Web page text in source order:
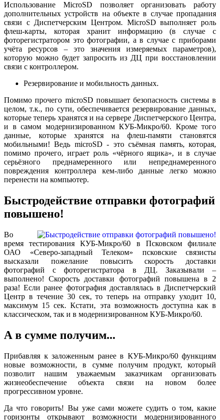
Использование МicroSD позволяет организовать работу
дополнительных устройств на объекте в случае пропадания
связи с Диспетчерским Центром. МicroSD выполняет роль
флеш-карты, которая хранит информацию (в случае с
фоторегистратором это фотографии, а в случае с приборами
учёта ресурсов – это значения измеряемых параметров),
которую можно будет запросить из ДЦ при восстановлении
связи с контроллером.
Резервирование и мобильность данных.
Помимо прочего microSD повышает безопасность системы в
целом, т.к., по сути, обеспечивается резервирование данных,
которые теперь хранятся и на сервере Диспетчерского Центра,
и в самом модернизированном КУБ-Микро/60. Кроме того
данные, которые хранятся на флеш-памяти становятся
мобильными! Ведь microSD - это съёмная память, которая,
помимо прочего, играет роль «чёрного ящика», и в случае
серьёзного преднамеренного или непреднамеренного
повреждения контроллера кем-либо данные легко можно
перенести на компьютер.
Быстродействие отправки фотографий
повышено!
Во
время тестирования КУБ-Микро/60 в Псковском филиале
ОАО «Северо-западный Телеком» псковские связисты
высказали пожелание повысить скорость доставки
фотографий с фоторегистратора в ДЦ. Заказывали –
выполнено! Скорость доставки фотографий повышена в 2
раза! Если ранее фотография доставлялась в Диспетчерский
Центр в течение 30 сек, то теперь на отправку уходит 10,
максимум 15 сек. Кстати, эта возможность доступна как в
классическом, так и в модернизированном КУБ-Микро/60.
А в сумме получим...
Прибавляя к заложенным ранее в КУБ-Микро/60 функциям
новые возможности, в сумме получим продукт, который
позволит нашим уважаемым заказчикам организовать
жизнеобеспечение объекта связи на новом более
прогрессивном уровне.
Да что говорить! Вы уже сами можете судить о том, какие
горизонты открывают возможности модернизированного